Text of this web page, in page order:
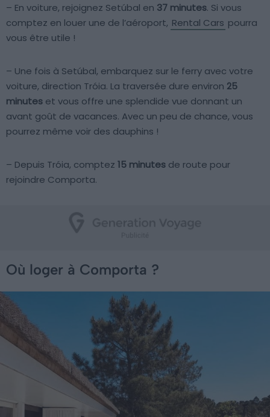
– En voiture, rejoignez Setúbal en 37 minutes. Si vous
comptez en louer une de l’aéroport, Rental Cars pourra
vous être utile !
– Une fois à Setúbal, embarquez sur le ferry avec votre
voiture, direction Tróia. La traversée dure environ 25
minutes et vous offre une splendide vue donnant un
avant goût de vacances. Avec un peu de chance, vous
pourrez même voir des dauphins !
– Depuis Tróia, comptez 15 minutes de route pour
rejoindre Comporta.
Où loger à Comporta ?